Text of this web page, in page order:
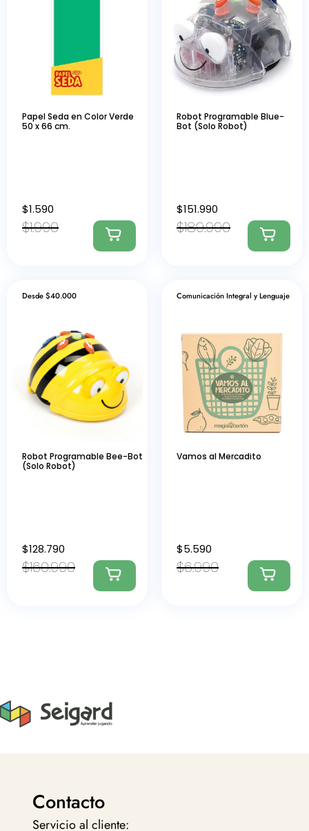
Papel Seda en Color Verde
50 x 66 cm.
$1.990
$1.590
Robot Programable Blue-
Bot (Solo Robot)
$189.990
$151.990
Desde $40.000
Robot Programable Bee-Bot
(Solo Robot)
$160.990
$128.790
Comunicación Integral y Lenguaje
Vamos al Mercadito
$6.990
$5.590
Contacto
Servicio al cliente: